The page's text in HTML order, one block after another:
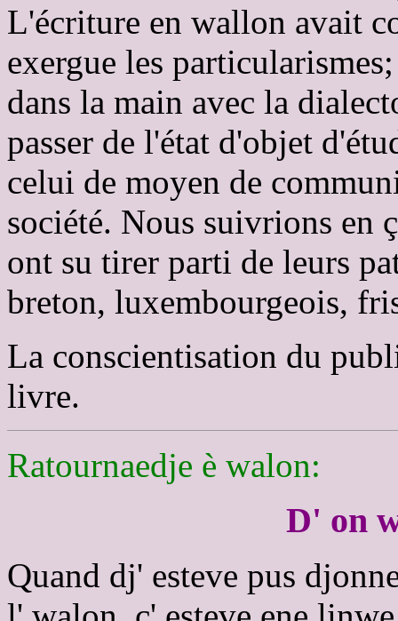
L'écriture en wallon avait
exergue les
dans la main avec la
passer de l'état d'objet
celui de moyen de
société. Nous suivrions en
ont su tirer parti de leurs
breton, luxembourgeois,
La conscientisation du
livre.
Ratournaedje è walon:
D' on
Quand dj' esteve pus